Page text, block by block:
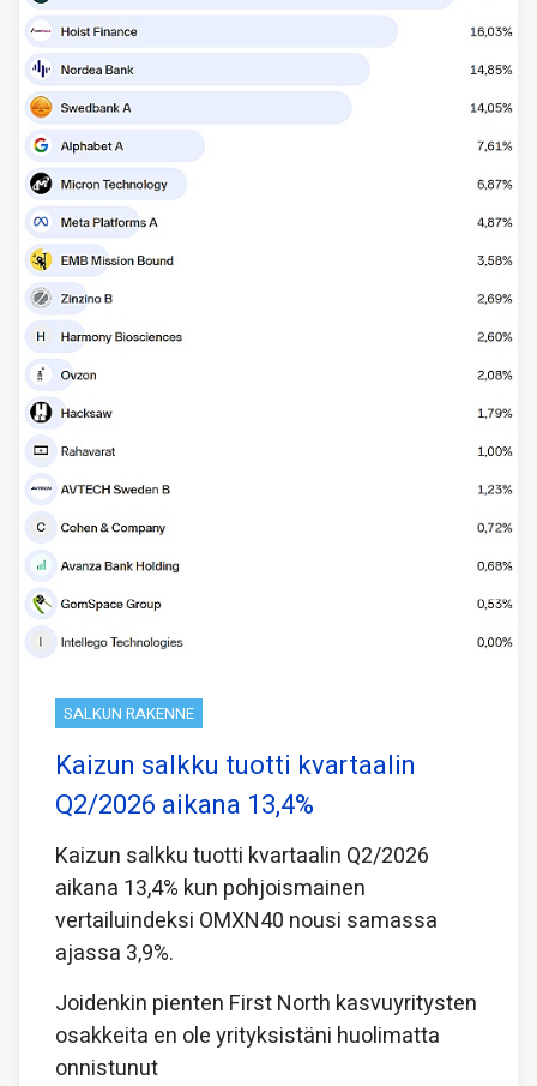
SALKUN RAKENNE
Kaizun salkku tuotti kvartaalin
Q2/2026 aikana 13,4%
Kaizun salkku tuotti kvartaalin Q2/2026
aikana 13,4% kun pohjoismainen
vertailuindeksi OMXN40 nousi samassa
ajassa 3,9%.
Joidenkin pienten First North kasvuyritysten
osakkeita en ole yrityksistäni huolimatta
onnistunut